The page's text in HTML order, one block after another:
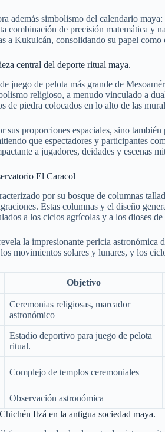
además simbolismo del calendario
combinación de precisión matemática
a Kukulcán, consolidando su papel
central del deporte ritual maya.
juego de pelota más grande de
religioso, a menudo vinculado a
de piedra colocados en lo alto de las
sus proporciones espaciales, sino
que espectadores y participantes
a jugadores, deidades y
El Caracol
por su bosque de columnas
Estas columnas y el diseño
a los ciclos agrícolas y a los dioses
la impresionante pericia astronómica
movimientos solares y lunares, y los
Objetivo
Ceremonias religiosas, marcador
astronómico
Estadio deportivo para juego de pelota
ritual.
Complejo de templos ceremoniales
Observación astronómica
Itzá en la antigua sociedad maya.